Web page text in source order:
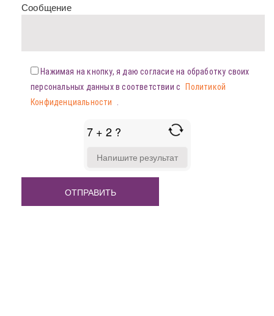
Сообщение
Нажимая на кнопку, я даю согласие на обработку своих
персональных данных в соответствии с
Политикой
Конфиденциальности
7 + 2 ?
FOR
+